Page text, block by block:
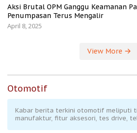
Aksi Brutal OPM Ganggu Keamanan
Penumpasan Terus Mengalir
April 8, 2025
View More
Otomotif
Kabar berita terkini otomotif meliputi
manufaktur, fitur aksesori, tes drive,